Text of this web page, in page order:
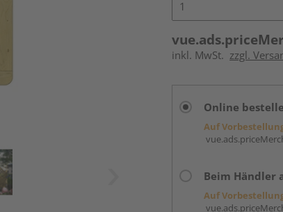
inkl. MwSt. zzgl.
Online
Auf
Beim Händler
Auf